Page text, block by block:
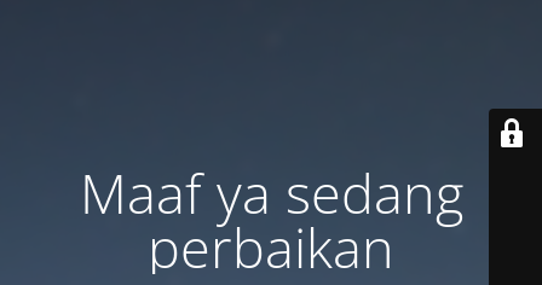
Maaf ya sedang
perbaikan